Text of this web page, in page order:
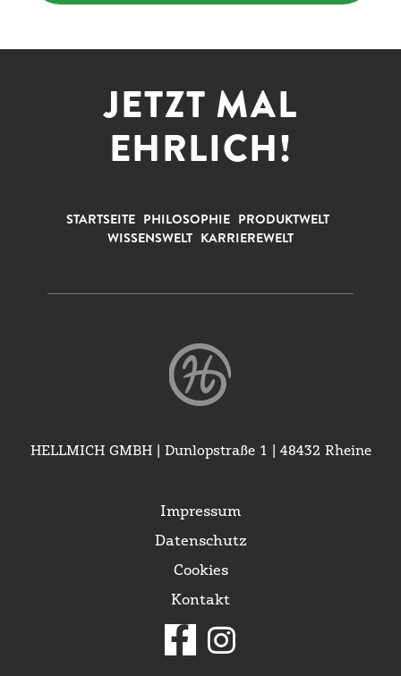
JETZT MAL
EHRLICH!
STARTSEITE PHILOSOPHIE PRODUKTWELT
WISSENSWELT KARRIEREWELT
HELLMICH GMBH | Dunlopstraße 1 | 48432 Rheine
Impressum
Datenschutz
Cookies
Kontakt